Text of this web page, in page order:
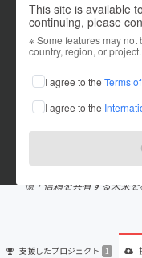
This site is available
continuing, please
※ Some features may
country, region, or project.
I agree to the Terms
I agree to the
これまでに1回支援して
在住国：日本 現在地：未
出身国：日本 出身地：未
「誰かの役に立つ前に、
い、再び立ち上がった者
憶・信頼を共有する未来
支援したプロジェクト 1